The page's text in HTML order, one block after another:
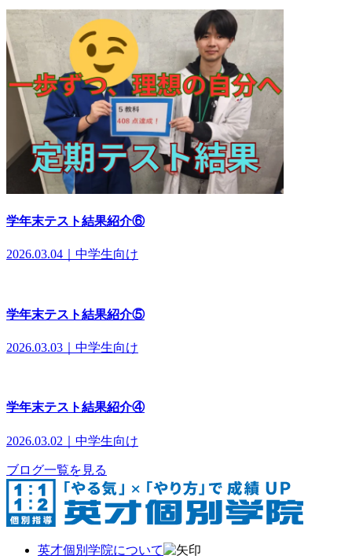
学年末テスト結果紹介⑥
2026.03.04｜中学生向け
学年末テスト結果紹介⑤
2026.03.03｜中学生向け
学年末テスト結果紹介④
2026.03.02｜中学生向け
ブログ一覧を見る
英才個別学院について